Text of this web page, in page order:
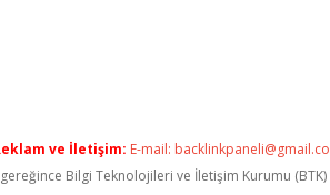
ve İletişim: E-mail:
gereğince Bilgi Teknolojileri ve İletişim Kurumu